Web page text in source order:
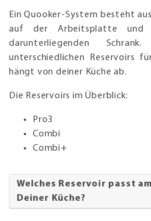
Ein Quooker-System besteht
auf der Arbeitsplatte und
darunterliegenden
unterschiedlichen Reservoirs
hängt von deiner Küche ab.
Die Reservoirs im Überblick:
Pro3
Combi
Combi+
Welches Reservoir passt
Deiner Küche?